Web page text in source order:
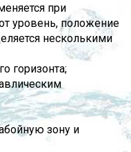
при
уровень, положение
несколькими
горизонта;
зону и